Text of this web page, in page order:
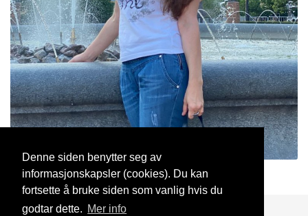
Denne siden benytter seg av
informasjonskapsler (cookies). Du kan
fortsette å bruke siden som vanlig hvis du
godtar dette. Mer info
Miila 3 Nov, 2021
Blogg Support Kontakt oss